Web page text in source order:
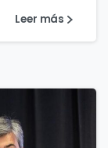
Leer más